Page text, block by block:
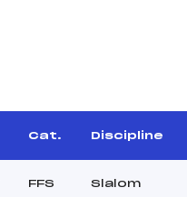
Cat. Discipline
FFS Slalom